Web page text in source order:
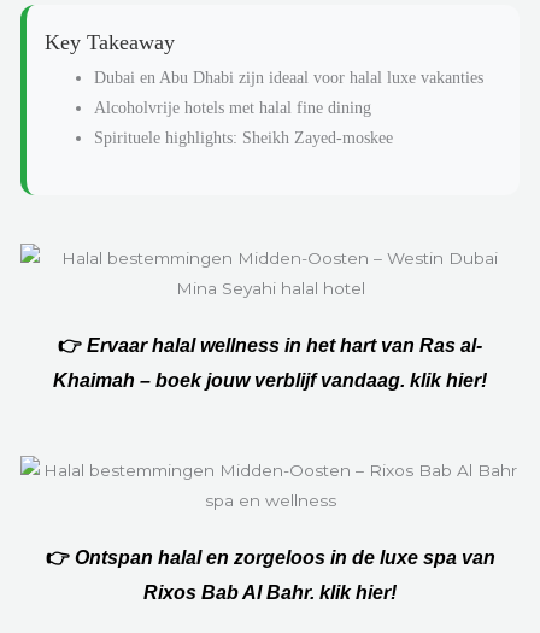
Key Takeaway
Dubai en Abu Dhabi zijn ideaal voor halal luxe vakanties
Alcoholvrije hotels met halal fine dining
Spirituele highlights: Sheikh Zayed-moskee
👉 Ervaar halal wellness in het hart van Ras al-
Khaimah – boek jouw verblijf vandaag. klik hier!
👉 Ontspan halal en zorgeloos in de luxe spa van
Rixos Bab Al Bahr. klik hier!